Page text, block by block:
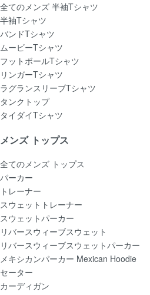
全てのメンズ 半袖Tシャツ
半袖Tシャツ
バンドTシャツ
ムービーTシャツ
フットボールTシャツ
リンガーTシャツ
ラグランスリーブTシャツ
タンクトップ
タイダイTシャツ
メンズ トップス
全てのメンズ トップス
パーカー
トレーナー
スウェットトレーナー
スウェットパーカー
リバースウィーブスウェット
リバースウィーブスウェットパーカー
メキシカンパーカー Mexican Hoodie
セーター
カーディガン